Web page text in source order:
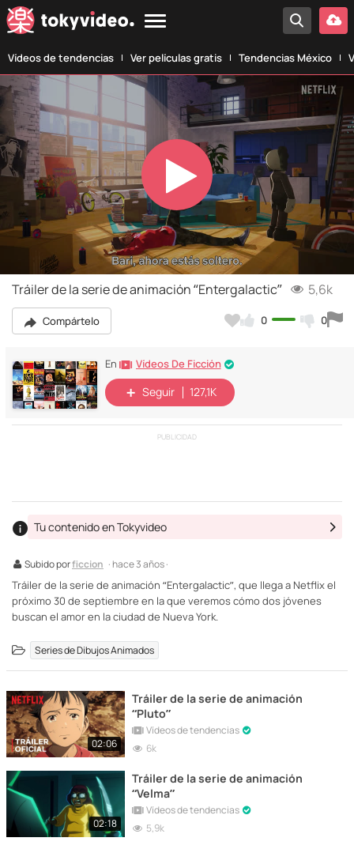
Vídeos de tendencias Ver películas gratis Tendencias México
Play
Video
Tráiler de la serie de animación “Entergalactic” 5,6k
Compártelo 0 0
En Vídeos De Ficción
Seguir 127,1K
PUBLICIDAD
Subido porficcion · hace 3 años ·
Tu contenido en Tokyvideo
Tráiler de la serie de animación “Entergalactic”, que llega a Netflix el
próximo 30 de septiembre en la que veremos cómo dos jóvenes
buscan el amor en la ciudad de Nueva York.
Series de Dibujos Animados
02:06
Tráiler de la serie de animación
“Pluto”
Vídeos de tendencias
6k
02:18
Tráiler de la serie de animación
“Velma”
Vídeos de tendencias
5,9k